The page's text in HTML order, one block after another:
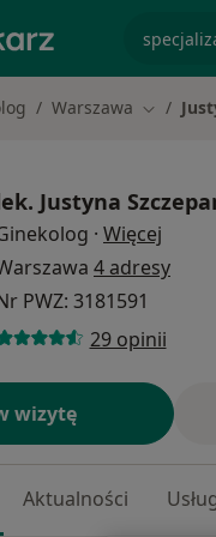
Warszawa Zmień
Justyna
· Więcej
4 adresy
PWZ: 3181591
29 opinii
wizytę
Aktualności